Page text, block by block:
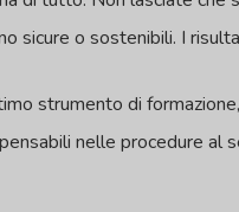
sicure o sostenibili. I
strumento di
nelle procedure al